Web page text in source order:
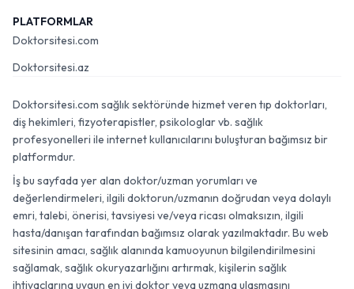
PLATFORMLAR
Doktorsitesi.com
Doktorsitesi.az
Doktorsitesi.com sağlık sektöründe hizmet veren tıp doktorları,
diş hekimleri, fizyoterapistler, psikologlar vb. sağlık
profesyonelleri ile internet kullanıcılarını buluşturan bağımsız bir
platformdur.
İş bu sayfada yer alan doktor/uzman yorumları ve
değerlendirmeleri, ilgili doktorun/uzmanın doğrudan veya dolaylı
emri, talebi, önerisi, tavsiyesi ve/veya ricası olmaksızın, ilgili
hasta/danışan tarafından bağımsız olarak yazılmaktadır. Bu web
sitesinin amacı, sağlık alanında kamuoyunun bilgilendirilmesini
sağlamak, sağlık okuryazarlığını artırmak, kişilerin sağlık
ihtiyaçlarına uygun en iyi doktor veya uzmana ulaşmasını